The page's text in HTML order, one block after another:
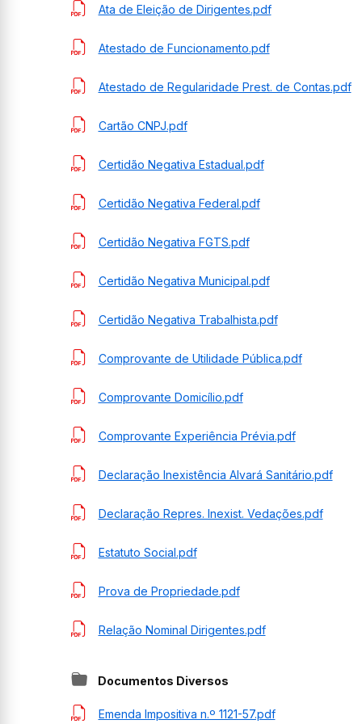
Ata de Eleição de Dirigentes.pdf
Atestado de Funcionamento.pdf
Atestado de Regularidade Prest. de Contas.pdf
Cartão CNPJ.pdf
Certidão Negativa Estadual.pdf
Certidão Negativa Federal.pdf
Certidão Negativa FGTS.pdf
Certidão Negativa Municipal.pdf
Certidão Negativa Trabalhista.pdf
Comprovante de Utilidade Pública.pdf
Comprovante Domicílio.pdf
Comprovante Experiência Prévia.pdf
Declaração Inexistência Alvará Sanitário.pdf
Declaração Repres. Inexist. Vedações.pdf
Estatuto Social.pdf
Prova de Propriedade.pdf
Relação Nominal Dirigentes.pdf
Documentos Diversos
Emenda Impositiva n.º 1121-57.pdf